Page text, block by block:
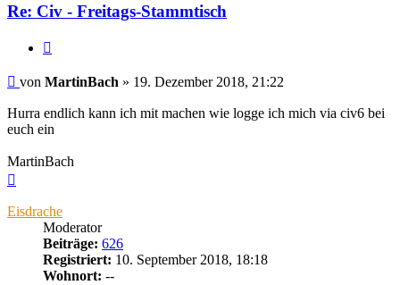
Re: Civ - Freitags-Stammtisch
Beitrag
von MartinBach » 19. Dezember 2018, 21:22
Hurra endlich kann ich mit machen wie logge ich mich via civ6 bei
euch ein
MartinBach
Eisdrache
Moderator
Beiträge: 626
Registriert: 10. September 2018, 18:18
Wohnort: --